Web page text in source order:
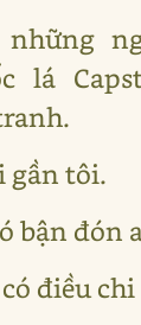
những
lá
gần tôi.
bận đón
điều chi